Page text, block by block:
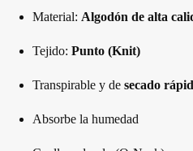
Material: Algodón de alta
Tejido: Punto (Knit)
Transpirable y de secado
Absorbe la humedad